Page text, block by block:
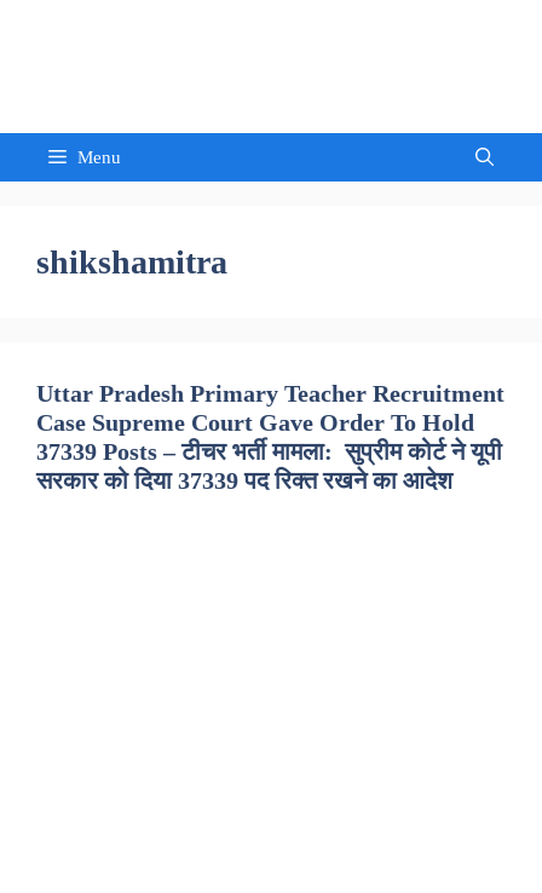
Menu
shikshamitra
Uttar Pradesh Primary Teacher Recruitment
Case Supreme Court Gave Order To Hold
37339 Posts – टीचर भर्ती मामला: सुप्रीम कोर्ट ने यूपी
सरकार को दिया 37339 पद रिक्त रखने का आदेश